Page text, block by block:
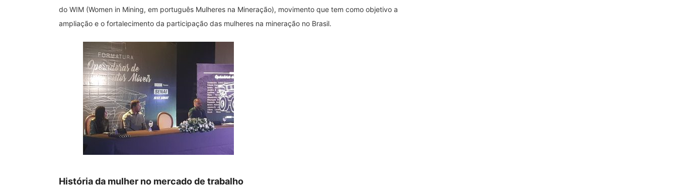
do WIM (Women in Mining, em português Mulheres na Mineração), movimento que tem como objetivo a
ampliação e o fortalecimento da participação das mulheres na mineração no Brasil.
História da mulher no mercado de trabalho